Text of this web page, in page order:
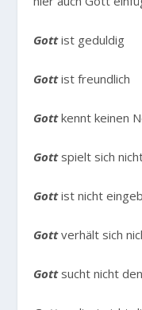
Gottist geduldig
Gottist freundlich
Gottkennt keinen
Gottspielt sich
Gottist nicht
Gottverhält sich
Gottsucht nicht